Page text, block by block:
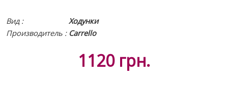
Вид :
Ходунки
Производитель : Carrello
1120 грн.